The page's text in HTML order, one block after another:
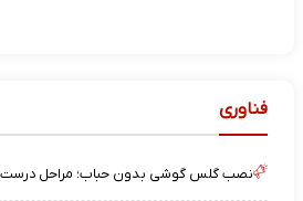
فناوری
نصب گلس گوشی بدون حباب؛ مراحل درست